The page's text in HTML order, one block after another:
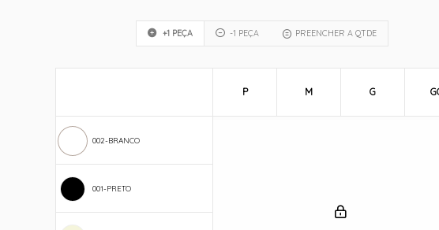
+1 PEÇA -1 PEÇA PREENCHER A QTDE
002-BRANCO
001-PRETO
P M G